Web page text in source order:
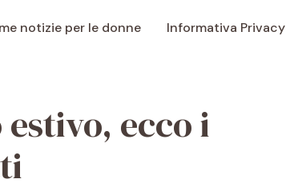
notizie per le donne Informativa Privacy
ecco i